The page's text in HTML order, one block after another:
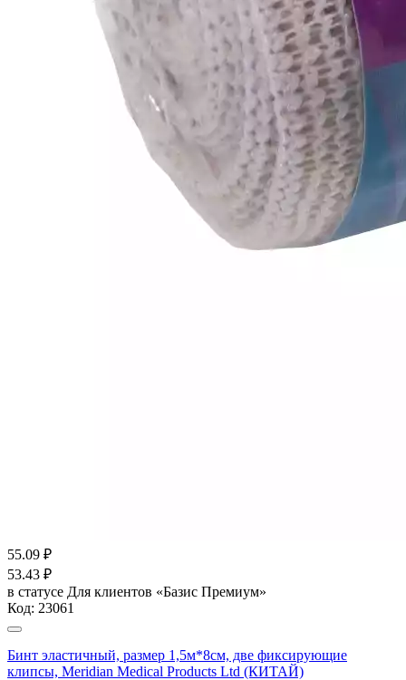
55.09 ₽
53.43 ₽
в статусе Для клиентов «Базис Премиум»
Код: 23061
Бинт эластичный, размер 1,5м*8см, две фиксирующие
клипсы, Meridian Medical Products Ltd (КИТАЙ)